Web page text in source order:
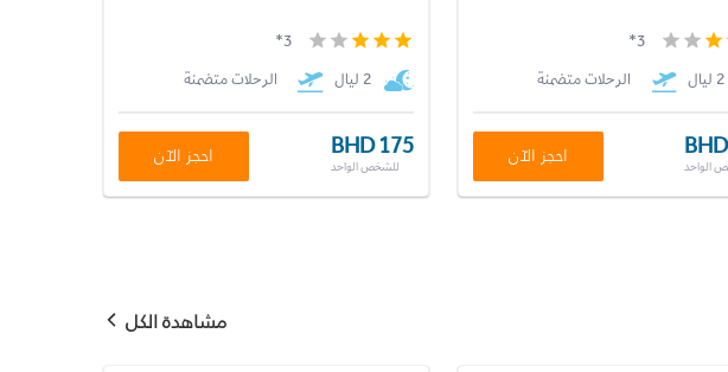
3*
2 ليال
الرحلات متضمنة
الواحد احجز الآن
3*
2 ليال
الرحلات متضمنة
BHD 175
للشخص الواحد احجز الآن
مشاهدة الكل